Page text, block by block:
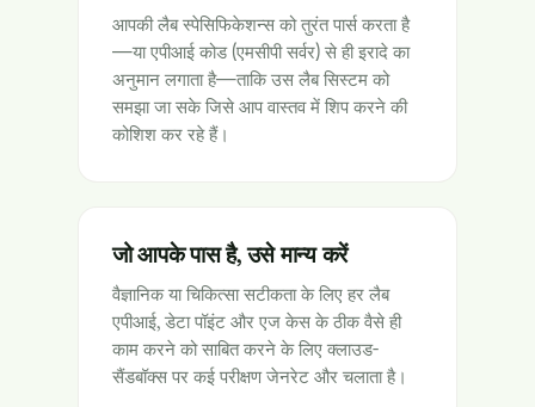
आपकी लैब स्पेसिफिकेशन्स को तुरंत पार्स करता है
—या एपीआई कोड (एमसीपी सर्वर) से ही इरादे का
अनुमान लगाता है—ताकि उस लैब सिस्टम को
समझा जा सके जिसे आप वास्तव में शिप करने की
कोशिश कर रहे हैं।
जो आपके पास है, उसे मान्य करें
वैज्ञानिक या चिकित्सा सटीकता के लिए हर लैब
एपीआई, डेटा पॉइंट और एज केस के ठीक वैसे ही
काम करने को साबित करने के लिए क्लाउड-
सैंडबॉक्स पर कई परीक्षण जेनरेट और चलाता है।